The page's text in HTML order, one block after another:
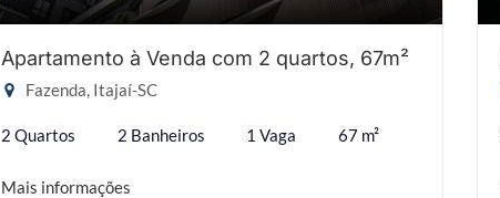
Apartamento à Venda com 2 quartos, 67m²
Fazenda, Itajaí-SC
2 Quartos 2 Banheiros 1 Vaga 67 m²
Mais informações